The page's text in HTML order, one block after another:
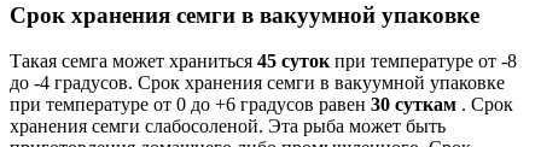
Срок хранения семги в вакуумной упаковке
Такая семга может храниться 45 суток при температуре от -8
до -4 градусов. Срок хранения семги в вакуумной упаковке
при температуре от 0 до +6 градусов равен 30 суткам . Срок
хранения семги слабосоленой. Эта рыба может быть